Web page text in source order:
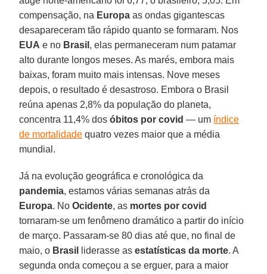
compensação, na Europa as ondas gigantescas
desapareceram tão rápido quanto se formaram. Nos
EUA e no Brasil , elas permaneceram num patamar
alto durante longos meses. As marés, embora mais
baixas, foram muito mais intensas. Nove meses
depois, o resultado é desastroso. Embora o Brasil
reúna apenas 2,8% da população do planeta,
concentra 11,4% dosóbitos por covid — um índice
de mortalidade quatro vezes maior que a média
mundial.
Já na evolução geográfica e cronológica da
pandemia, estamos várias semanas atrás da
Europa. NoOcidente, as mortes por covid
tornaram-se um fenômeno dramático a partir do início
de março. Passaram-se 80 dias até que, no final de
maio, o Brasil liderasse asestatísticas da morte. A
segunda onda começou a se erguer, para a maior